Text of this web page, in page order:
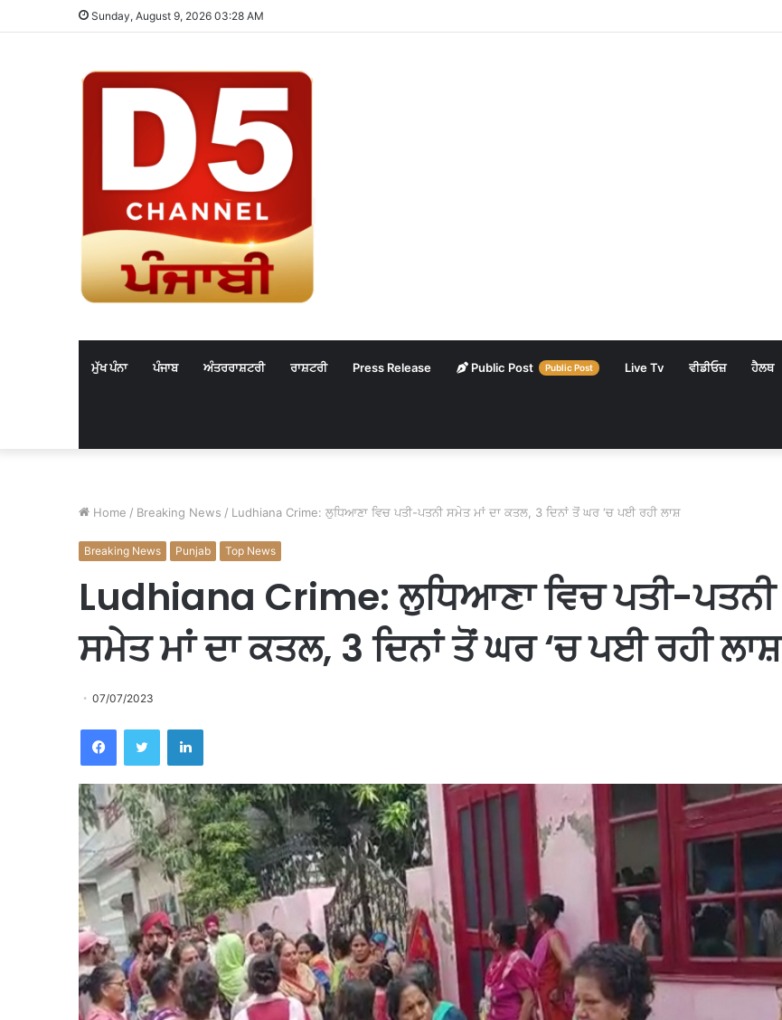
Sunday, August 9, 2026 03:28 AM
ਮੁੱਖ ਪੰਨਾ ਪੰਜਾਬ ਅੰਤਰਰਾਸ਼ਟਰੀ ਰਾਸ਼ਟਰੀ Press Release Public Post Public Post Live Tv ਵੀਡੀਓਜ਼ ਹੈਲਥ
Home / Breaking News / Ludhiana Crime: ਲੁਧਿਆਣਾ ਵਿਚ ਪਤੀ-ਪਤਨੀ ਸਮੇਤ ਮਾਂ ਦਾ ਕਤਲ, 3 ਦਿਨਾਂ ਤੋਂ ਘਰ ‘ਚ ਪਈ ਰਹੀ ਲਾਸ਼
Breaking News Punjab Top News
Ludhiana Crime: ਲੁਧਿਆਣਾ ਵਿਚ ਪਤੀ-ਪਤਨੀ
ਸਮੇਤ ਮਾਂ ਦਾ ਕਤਲ, 3 ਦਿਨਾਂ ਤੋਂ ਘਰ ‘ਚ ਪਈ ਰਹੀ ਲਾਸ਼
07/07/2023